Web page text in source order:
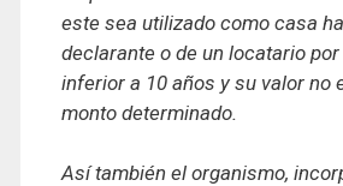
este sea utilizado como casa
declarante o de un locatario
inferior a 10 años y su valor no
monto determinado.
Así también el organismo,